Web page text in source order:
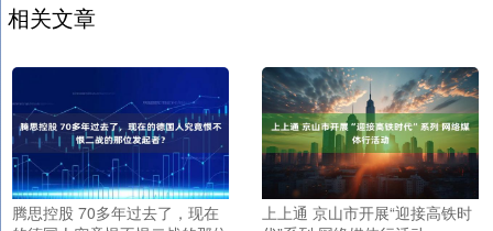
相关文章
腾思控股 70多年过去了，现在
上上通 京山市开展“迎接高铁时